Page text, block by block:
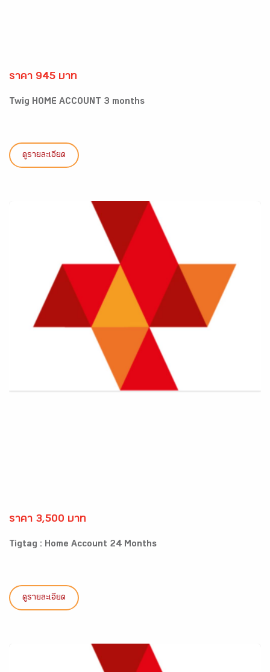
ราคา 945 บาท
Twig HOME ACCOUNT 3 months
ดูรายละเอียด
ราคา 3,500 บาท
Tigtag : Home Account 24 Months
ดูรายละเอียด